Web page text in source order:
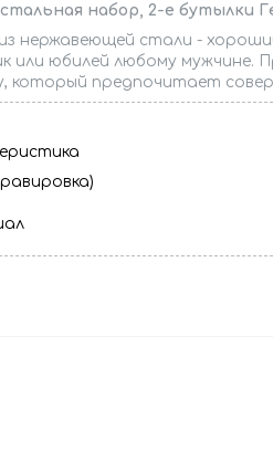
набор, 2-е бутылки
нержавеющей стали -
или юбилей любому
который предпочитает